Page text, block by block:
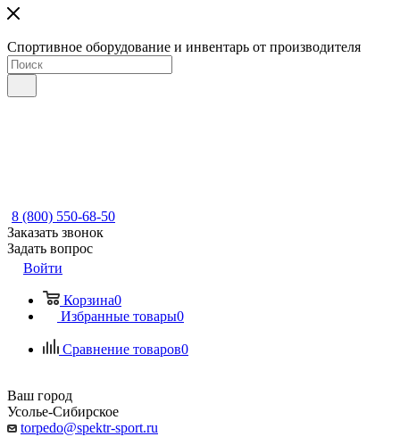
Спортивное оборудование и инвентарь от производителя
8 (800) 550-68-50
Заказать звонок
Задать вопрос
Войти
Корзина0
Избранные товары0
Сравнение товаров0
Ваш город
Усолье-Сибирское
torpedo@spektr-sport.ru